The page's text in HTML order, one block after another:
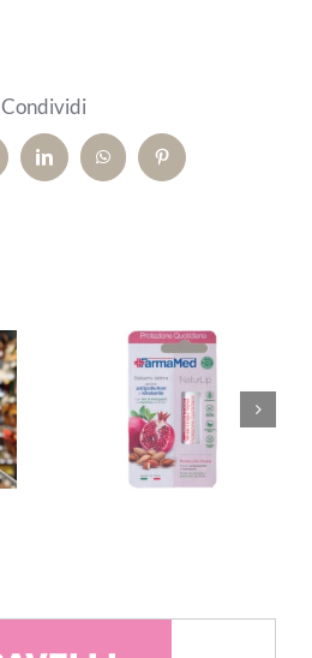
Condividi
LinkedInWhatsAppPinterest